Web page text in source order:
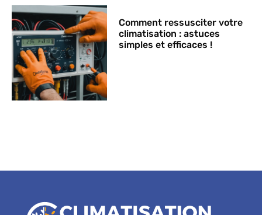
Comment ressusciter votre
climatisation : astuces
simples et efficaces !